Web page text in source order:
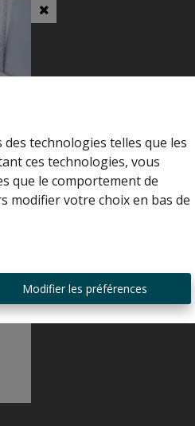
technologies telles que les
ces technologies, vous
que le comportement de
modifier votre choix en bas de
Modifier les préférences